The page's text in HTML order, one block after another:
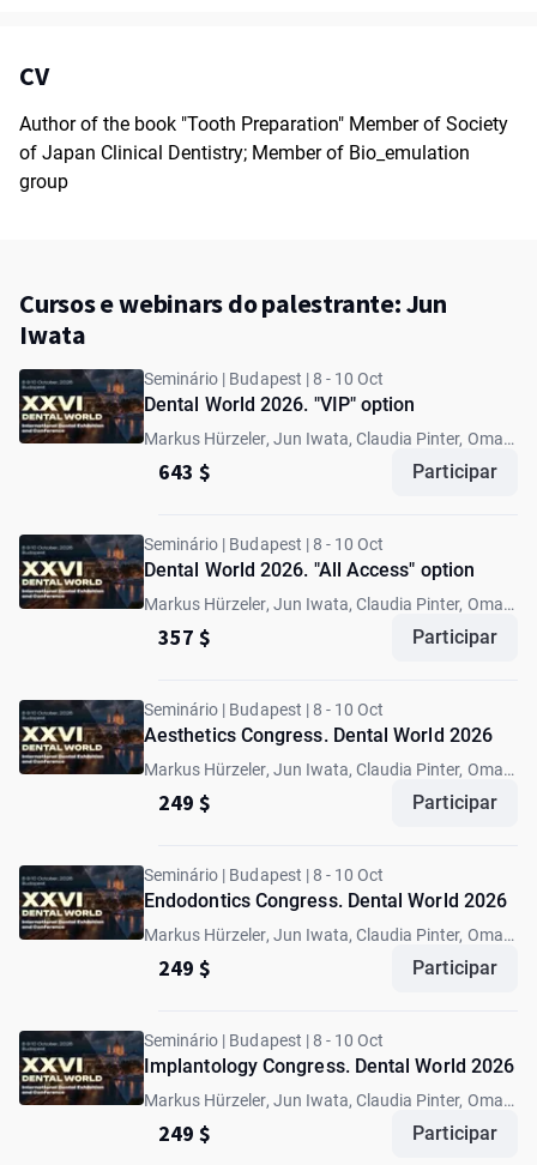
CV
Author of the book "Tooth Preparation" Member of Society
of Japan Clinical Dentistry; Member of Bio_emulation
group
Cursos e webinars do palestrante: Jun
Iwata
Seminário | Budapest | 8 - 10 Oct
Dental World 2026. "VIP" option
Markus Hürzeler, Jun Iwata, Claudia Pinter, Omar
643 $ Participar
Seminário | Budapest | 8 - 10 Oct
Dental World 2026. "All Access" option
Markus Hürzeler, Jun Iwata, Claudia Pinter, Omar
357 $ Participar
Seminário | Budapest | 8 - 10 Oct
Aesthetics Congress. Dental World 2026
Markus Hürzeler, Jun Iwata, Claudia Pinter, Omar
249 $ Participar
Seminário | Budapest | 8 - 10 Oct
Endodontics Congress. Dental World 2026
Markus Hürzeler, Jun Iwata, Claudia Pinter, Omar
249 $ Participar
Seminário | Budapest | 8 - 10 Oct
Implantology Congress. Dental World 2026
Markus Hürzeler, Jun Iwata, Claudia Pinter, Omar
249 $ Participar